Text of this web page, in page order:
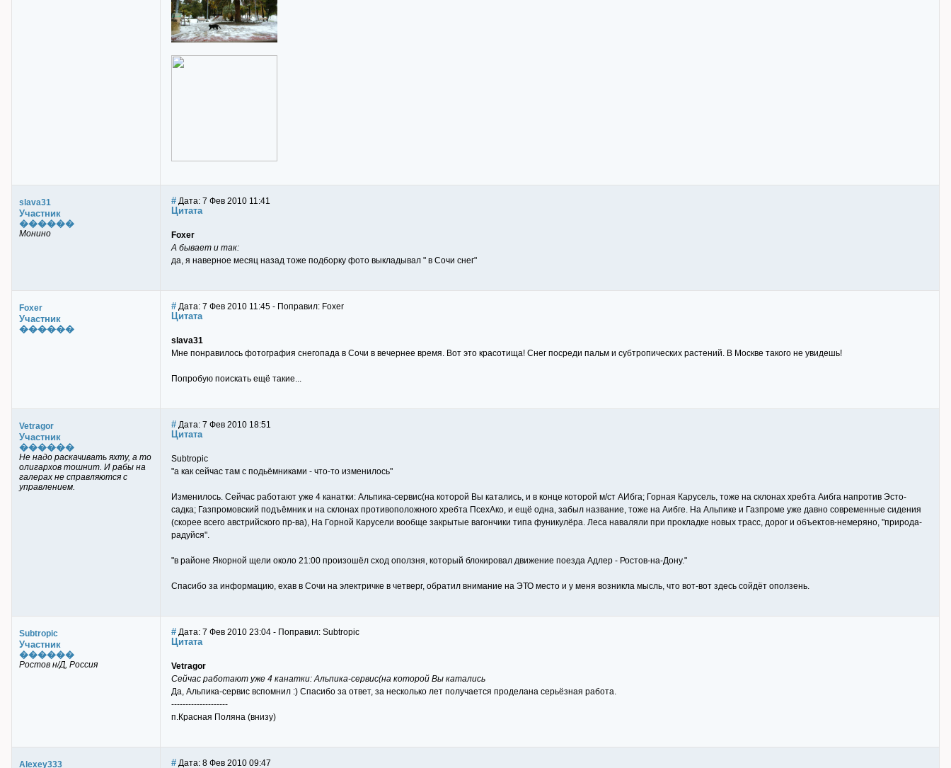
slava31
Участник
������
Монино
# Дата: 7 Фев 2010 11:41
Цитата
Foxer
А бывает и так:
да, я наверное месяц назад тоже подборку фото выкладывал " в Сочи снег"
Foxer
Участник
������
# Дата: 7 Фев 2010 11:45 - Поправил: Foxer
Цитата
slava31
Мне понравилось фотография снегопада в Сочи в вечернее время. Вот это красотища! Снег посреди пальм и субтропических растений. В Москве такого не увидешь!
Попробую поискать ещё такие...
Vetragor
Участник
������
Не надо раскачивать яхту, а то
олигархов тошнит. И рабы на
галерах не справляются с
управлением.
# Дата: 7 Фев 2010 18:51
Цитата
Subtropic
"а как сейчас там с подьёмниками - что-то изменилось"
Изменилось. Сейчас работают уже 4 канатки: Альпика-сервис(на которой Вы катались, и в конце которой м/ст АИбга; Горная Карусель, тоже на склонах хребта Аибга напротив Эсто-
садка; Газпромовский подъёмник и на склонах противоположного хребта ПсехАко, и ещё одна, забыл название, тоже на Аибге. На Альпике и Газпроме уже давно современные сидения
(скорее всего австрийского пр-ва), На Горной Карусели вообще закрытые вагончики типа фуникулёра. Леса наваляли при прокладке новых трасс, дорог и объектов-немеряно, "природа-
радуйся".
"в районе Якорной щели около 21:00 произошёл сход оползня, который блокировал движение поезда Адлер - Ростов-на-Дону."
Спасибо за информацию, ехав в Сочи на электричке в четверг, обратил внимание на ЭТО место и у меня возникла мысль, что вот-вот здесь сойдёт оползень.
Subtropic
Участник
������
Ростов н/Д, Россия
# Дата: 7 Фев 2010 23:04 - Поправил: Subtropic
Цитата
Vetragor
Сейчас работают уже 4 канатки: Альпика-сервис(на которой Вы катались
Да, Альпика-сервис вспомнил :) Спасибо за ответ, за несколько лет получается проделана серьёзная работа.
--------------------
п.Красная Поляна (внизу)
Alexey333 # Дата: 8 Фев 2010 09:47